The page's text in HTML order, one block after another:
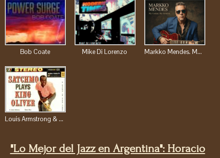
Bob Coate Mike Di Lorenzo Markko Mendes. My Smooth Guitar My Friend
Louis Armstrong & His All Stars. Satchmo Plays King Oliver
"Lo Mejor del Jazz en Argentina": Horacio